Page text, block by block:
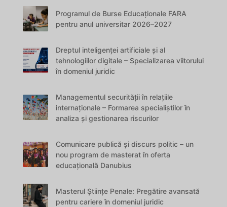
Programul de Burse Educaționale FARA
pentru anul universitar 2026–2027
Dreptul inteligenței artificiale și al
tehnologiilor digitale – Specializarea viitorului
în domeniul juridic
Managementul securității în relațiile
internaționale – Formarea specialiștilor în
analiza și gestionarea riscurilor
Comunicare publică și discurs politic – un
nou program de masterat în oferta
educațională Danubius
Masterul Științe Penale: Pregătire avansată
pentru cariere în domeniul juridic